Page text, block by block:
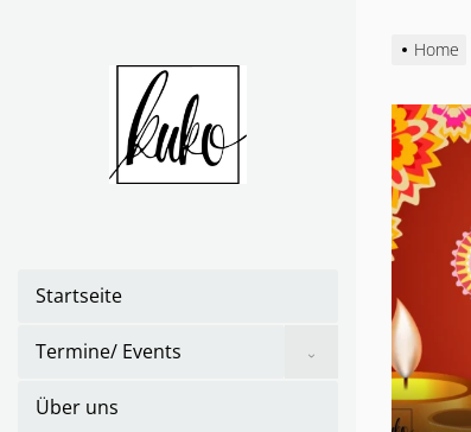
content
Startseite
Termine/ Events Show
Über uns
Home